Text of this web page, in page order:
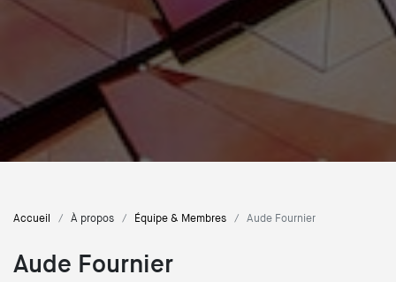
Accueil À propos Équipe & Membres Aude Fournier
Aude Fournier